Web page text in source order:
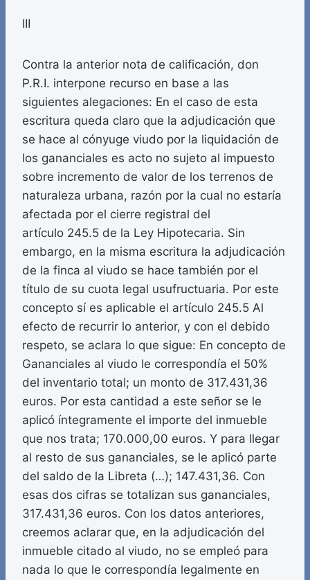
III
Contra la anterior nota de calificación, don
P.R.I. interpone recurso en base a las
siguientes alegaciones: En el caso de esta
escritura queda claro que la adjudicación que
se hace al cónyuge viudo por la liquidación de
los gananciales es acto no sujeto al impuesto
sobre incremento de valor de los terrenos de
naturaleza urbana, razón por la cual no estaría
afectada por el cierre registral del
artículo 245.5 de la Ley Hipotecaria. Sin
embargo, en la misma escritura la adjudicación
de la finca al viudo se hace también por el
título de su cuota legal usufructuaria. Por este
concepto sí es aplicable el artículo 245.5 Al
efecto de recurrir lo anterior, y con el debido
respeto, se aclara lo que sigue: En concepto de
Gananciales al viudo le correspondía el 50%
del inventario total; un monto de 317.431,36
euros. Por esta cantidad a este señor se le
aplicó íntegramente el importe del inmueble
que nos trata; 170.000,00 euros. Y para llegar
al resto de sus gananciales, se le aplicó parte
del saldo de la Libreta (…); 147.431,36. Con
esas dos cifras se totalizan sus gananciales,
317.431,36 euros. Con los datos anteriores,
creemos aclarar que, en la adjudicación del
inmueble citado al viudo, no se empleó para
nada lo que le correspondía legalmente en